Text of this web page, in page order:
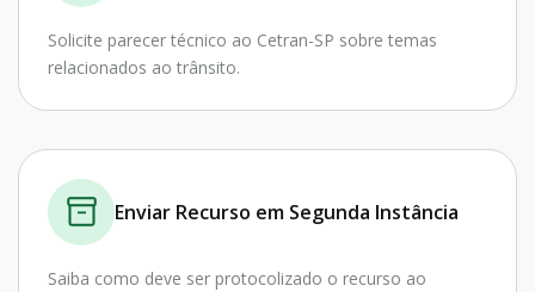
Solicite parecer técnico ao Cetran-SP sobre temas
relacionados ao trânsito.
Enviar Recurso em Segunda Instância
Saiba como deve ser protocolizado o recurso ao